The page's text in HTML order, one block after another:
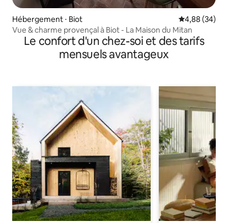
Hébergement ⋅ Biot Évaluation
4,88 (34)
Vue & charme provençal à Biot - La Maison du Mitan
Le confort d'un chez-soi et des tarifs
mensuels avantageux